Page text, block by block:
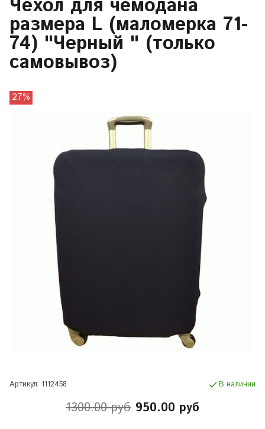
Чехол для чемодана
размера L (маломерка 71-
74) "Черный " (только
самовывоз)
27%
Артикул: 1112458 В наличии
1300.00 руб 950.00 руб